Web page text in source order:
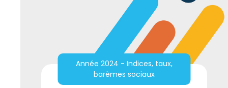
Année 2024 - Indices, taux,
barèmes sociaux